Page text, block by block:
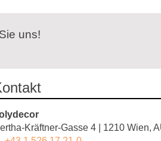
uns!
Kräftner-Gasse 4 | 1210 Wien,